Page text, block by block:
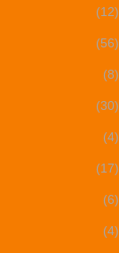
(12)
(56)
(8)
(30)
(4)
(17)
(6)
(4)